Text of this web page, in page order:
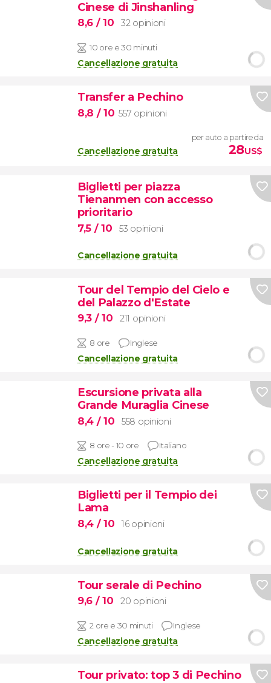
Cinese di Jinshanling
8,6 / 10 32 opinioni
10 ore e 30 minuti
Cancellazione gratuita
Transfer a Pechino
8,8 / 10 557 opinioni
Cancellazione gratuita
per auto a partire da
28US$
Biglietti per piazza
Tienanmen con accesso
prioritario
7,5 / 10 53 opinioni
Cancellazione gratuita
Tour del Tempio del Cielo e
del Palazzo d'Estate
9,3 / 10 211 opinioni
8 ore Inglese
Cancellazione gratuita
Escursione privata alla
Grande Muraglia Cinese
8,4 / 10 558 opinioni
8 ore - 10 ore Italiano
Cancellazione gratuita
Biglietti per il Tempio dei
Lama
8,4 / 10 16 opinioni
Cancellazione gratuita
Tour serale di Pechino
9,6 / 10 20 opinioni
2 ore e 30 minuti Inglese
Cancellazione gratuita
Tour privato: top 3 di Pechino